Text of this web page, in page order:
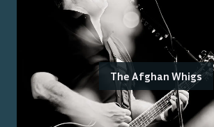
The Afghan Whigs